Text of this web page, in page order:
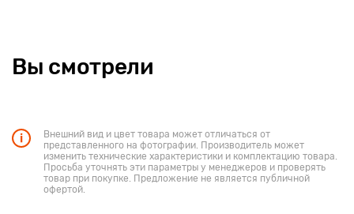
Вы смотрели
Внешний вид и цвет товара может отличаться от
представленного на фотографии. Производитель может
изменить технические характеристики и комплектацию товара.
Просьба уточнять эти параметры у менеджеров и проверять
товар при покупке. Предложение не является публичной
офертой.